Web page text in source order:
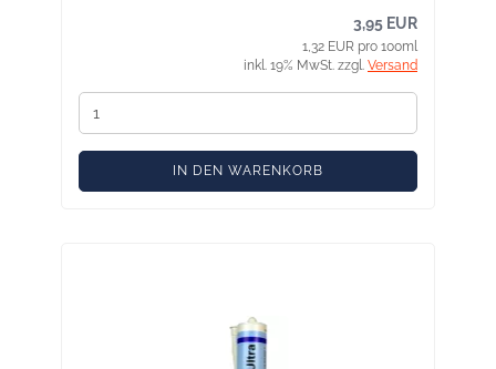
3,95 EUR
1,32 EUR pro 100ml
inkl. 19% MwSt. zzgl. Versand
IN DEN WARENKORB